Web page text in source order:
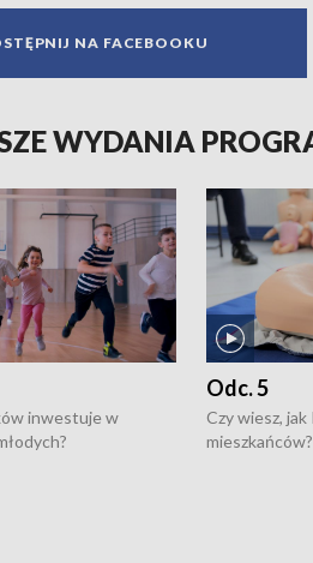
NA FACEBOOKU
WYDANIA
inwestuje w
Odc. 5
Czy wiesz,
mieszkańców?